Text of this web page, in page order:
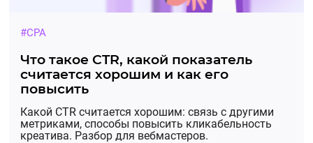
#CPA
Что такое CTR, какой показатель
считается хорошим и как его
повысить
Какой CTR считается хорошим: связь с другими
метриками, способы повысить кликабельность
креатива. Разбор для вебмастеров.